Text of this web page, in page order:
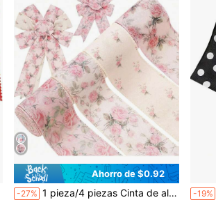
Ahorro de $0.92
-27% 1 pieza/4 piezas Cinta de alambre con flores rosas, Cinta de rosa vintage de 2.5 pulgadas, Adecuada para lazos, coronas, manualidades, envoltura de regalos, primavera/verano, bodas, cumpleaños, fiestas, decoración del hogar, decoraciones navideñas, regalos de Navidad, adornos navideños -19%